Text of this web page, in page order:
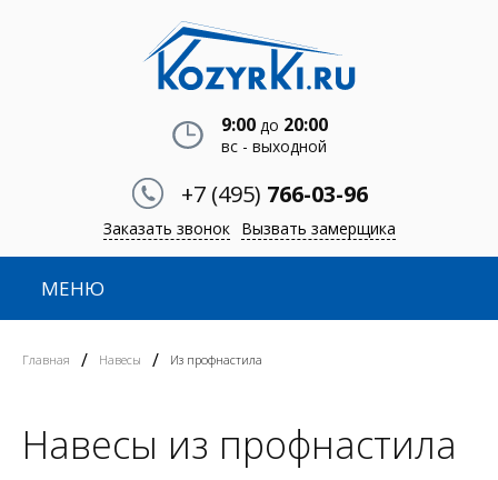
9:00до 20:00
вс - выходной
+7 (495) 766-03-96
Заказать звонок Вызвать замерщика
МЕНЮ
Главная / Навесы / Из профнастила
Навесы из профнастила